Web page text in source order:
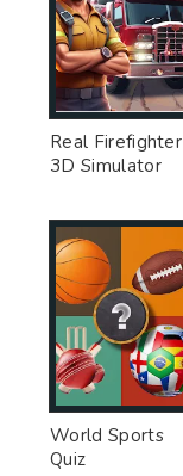
Real Firefighter
3D Simulator
World Sports
Quiz